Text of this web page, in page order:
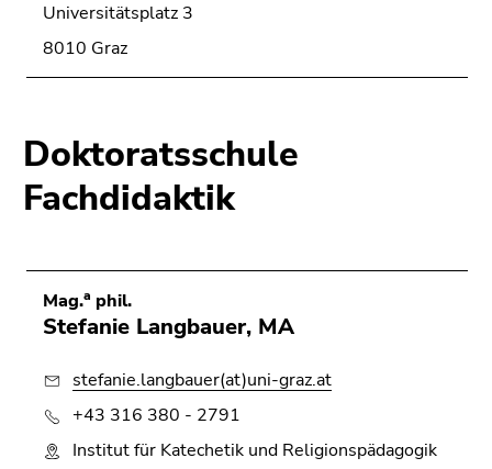
Universitätsplatz 3
8010 Graz
Doktoratsschule
Fachdidaktik
Mag.a phil.
Stefanie Langbauer, MA
stefanie.langbauer(at)uni-graz.at
+43 316 380 - 2791
Institut für Katechetik und Religionspädagogik